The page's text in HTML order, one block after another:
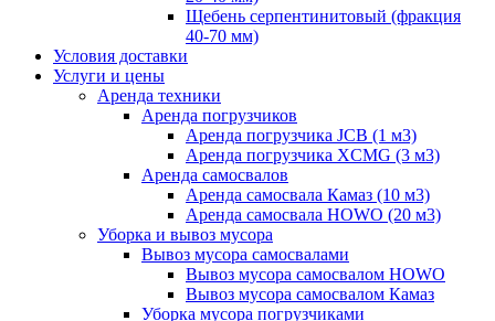
Щебень серпентинитовый (фракция
40-70 мм)
Условия доставки
Услуги и цены
Аренда техники
Аренда погрузчиков
Аренда погрузчика JCB (1 м3)
Аренда погрузчика XCMG (3 м3)
Аренда самосвалов
Аренда самосвала Камаз (10 м3)
Аренда самосвала HOWO (20 м3)
Уборка и вывоз мусора
Вывоз мусора самосвалами
Вывоз мусора самосвалом HOWO
Вывоз мусора самосвалом Камаз
Уборка мусора погрузчиками